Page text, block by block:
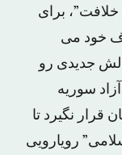
برای
خود می
جدیدی رو
ارتش آزاد سوریه
قرار نگیرد تا
رویارویی